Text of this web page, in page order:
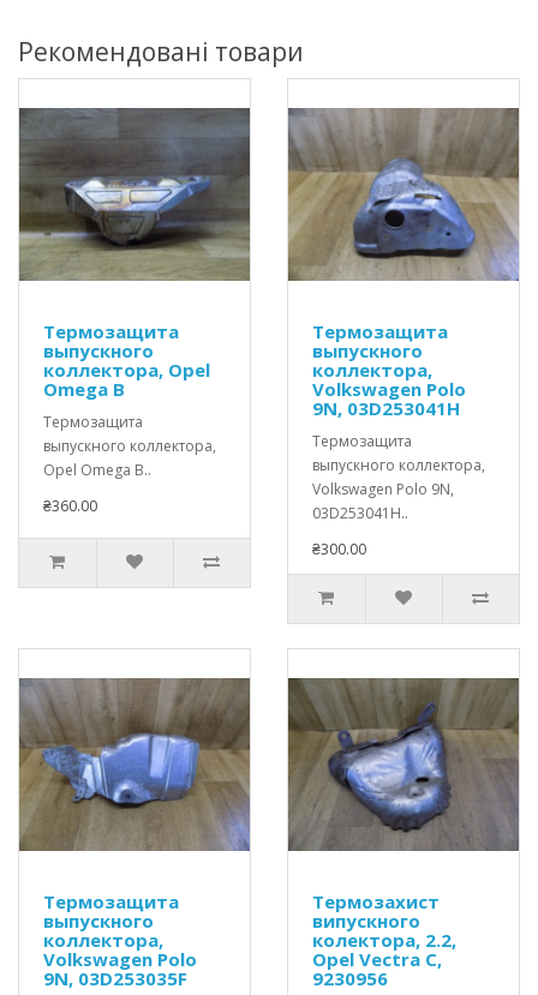
Рекомендовані товари
Термозащита
выпускного
коллектора, Opel
Omega B
Термозащита
выпускного коллектора,
Opel Omega B..
₴360.00
Термозащита
выпускного
коллектора,
Volkswagen Polo
9N, 03D253041H
Термозащита
выпускного коллектора,
Volkswagen Polo 9N,
03D253041H..
₴300.00
Термозащита
выпускного
коллектора,
Volkswagen Polo
9N, 03D253035F
Термозахист
випускного
колектора, 2.2,
Opel Vectra C,
9230956